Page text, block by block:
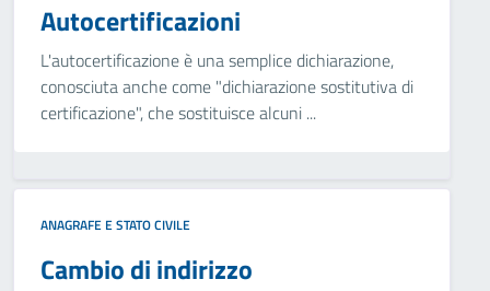
Autocertificazioni
L'autocertificazione è una semplice dichiarazione,
conosciuta anche come "dichiarazione sostitutiva di
certificazione", che sostituisce alcuni ...
ANAGRAFE E STATO CIVILE
Cambio di indirizzo